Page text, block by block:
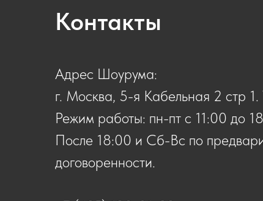
Контакты
Адрес Шоурума:
г. Москва, 5-я Кабельная 2 стр
Режим работы: пн-пт с 11:00 до
После 18:00 и Сб-Вс по
договоренности.